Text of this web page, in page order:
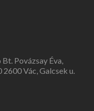
Povázsay Éva,
Vác, Galcsek u.